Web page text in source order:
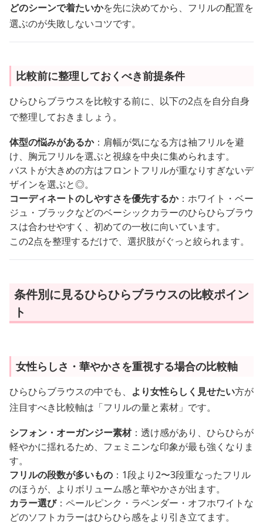
どのシーンで着たいかを先に決めてから、フリルの配置を
選ぶのが失敗しないコツです。
比較前に整理しておくべき前提条件
ひらひらブラウスを比較する前に、以下の2点を自分自身
で整理しておきましょう。
体型の悩みがあるか：肩幅が気になる方は袖フリルを避
け、胸元フリルを選ぶと視線を中央に集められます。
バストが大きめの方はフロントフリルが重なりすぎないデ
ザインを選ぶと◎。
コーディネートのしやすさを優先するか：ホワイト・ベー
ジュ・ブラックなどのベーシックカラーのひらひらブラウ
スは合わせやすく、初めての一枚に向いています。
この2点を整理するだけで、選択肢がぐっと絞られます。
条件別に見るひらひらブラウスの比較ポイン
ト
女性らしさ・華やかさを重視する場合の比較軸
ひらひらブラウスの中でも、 より女性らしく見せたい方が
注目すべき比較軸は「フリルの量と素材」です。
シフォン・オーガンジー素材：透け感があり、ひらひらが
軽やかに揺れるため、フェミニンな印象が最も強くなりま
す。
フリルの段数が多いもの ：1段より2〜3段重なったフリル
のほうが、よりボリューム感と華やかさが出ます。
カラー選び：ペールピンク・ラベンダー・オフホワイトな
どのソフトカラーはひらひら感をより引き立てます。